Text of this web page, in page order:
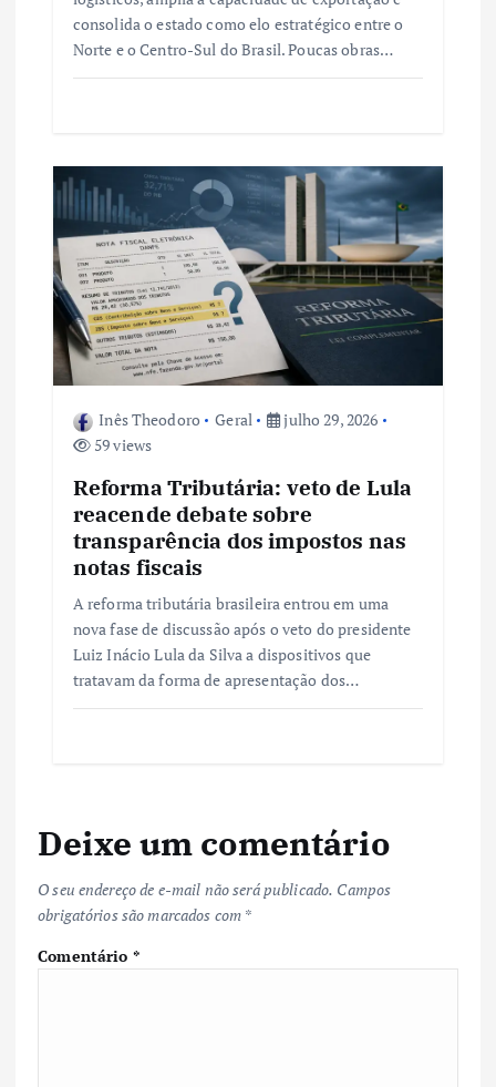
consolida o estado como elo estratégico entre o
Norte e o Centro-Sul do Brasil. Poucas obras…
Inês Theodoro Geral
julho 29, 2026
59 views
Reforma Tributária: veto de Lula
reacende debate sobre
transparência dos impostos nas
notas fiscais
A reforma tributária brasileira entrou em uma
nova fase de discussão após o veto do presidente
Luiz Inácio Lula da Silva a dispositivos que
tratavam da forma de apresentação dos…
Deixe um comentário
O seu endereço de e-mail não será publicado. Campos
obrigatórios são marcados com *
Comentário *